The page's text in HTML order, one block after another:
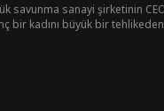
savunma sanayi şirketinin
bir kadını büyük bir tehlikeden